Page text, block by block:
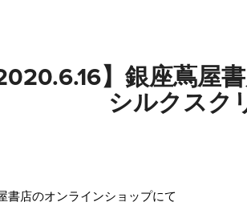
2020.6.16】銀座蔦屋
シルクスク
書店のオンラインショップにて